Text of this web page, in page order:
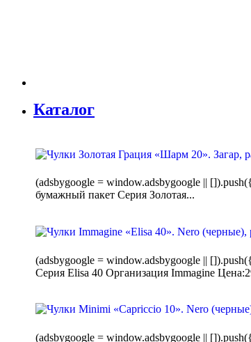
Каталог
(adsbygoogle = window.adsbygoogle ||
бумажный пакет Серия Золотая...
(adsbygoogle = window.adsbygoogle ||
Серия Elisa 40 Организация Immagine
(adsbygoogle = window.adsbygoogle ||